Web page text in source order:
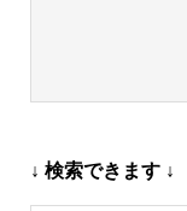
↓ 検索できます ↓